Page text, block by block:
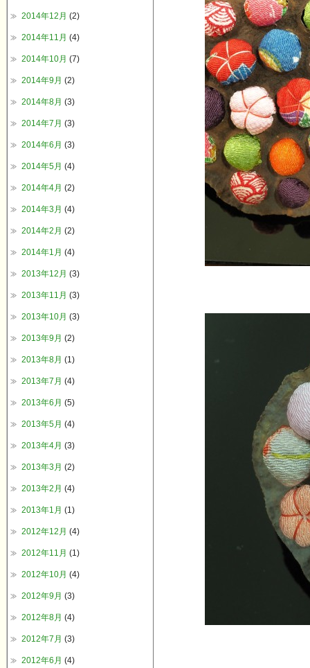
2014年12月 (2)
2014年11月 (4)
2014年10月 (7)
2014年9月 (2)
2014年8月 (3)
2014年7月 (3)
2014年6月 (3)
2014年5月 (4)
2014年4月 (2)
2014年3月 (4)
2014年2月 (2)
2014年1月 (4)
2013年12月 (3)
2013年11月 (3)
2013年10月 (3)
2013年9月 (2)
2013年8月 (1)
2013年7月 (4)
2013年6月 (5)
2013年5月 (4)
2013年4月 (3)
2013年3月 (2)
2013年2月 (4)
2013年1月 (1)
2012年12月 (4)
2012年11月 (1)
2012年10月 (4)
2012年9月 (3)
2012年8月 (4)
2012年7月 (3)
2012年6月 (4)